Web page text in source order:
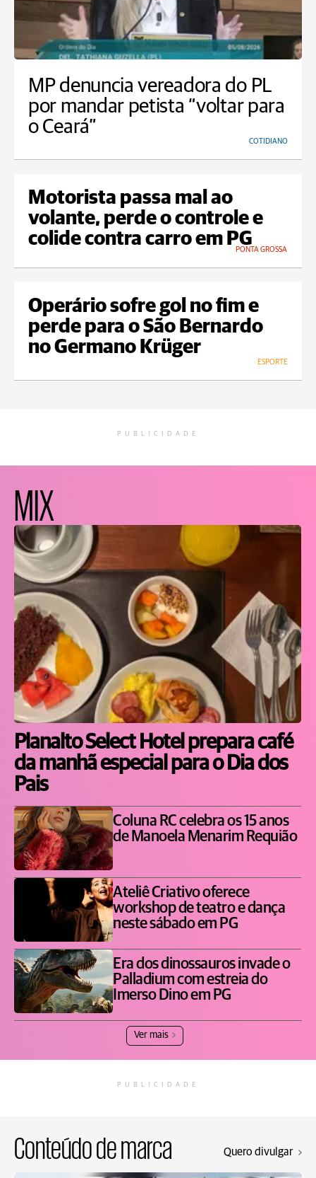
MP denuncia vereadora do PL
por mandar petista “voltar para
o Ceará”
COTIDIANO
Motorista passa mal ao
volante, perde o controle e
colide contra carro em PG
PONTA GROSSA
Operário sofre gol no fim e
perde para o São Bernardo
no Germano Krüger
ESPORTE
PUBLICIDADE
MIX
Planalto Select Hotel prepara café
da manhã especial para o Dia dos
Pais
Coluna RC celebra os 15 anos
de Manoela Menarim Requião
Ateliê Criativo oferece
workshop de teatro e dança
neste sábado em PG
Era dos dinossauros invade o
Palladium com estreia do
Imerso Dino em PG
Ver mais
PUBLICIDADE
Conteúdo de marca Quero divulgar